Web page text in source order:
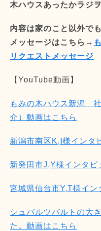
木ハウスあったかラジ
内容は家のこと以外で
メッセージはこちら→
リクエストメッセージ
【YouTube動画】
もみの木ハウス新潟
介）動画はこちら
新潟市南区K,I様インタ
新発田市J,Y様インタビ
宮城県仙台市Y,T様イン
シュバルツバルトの大
た。動画はこちら